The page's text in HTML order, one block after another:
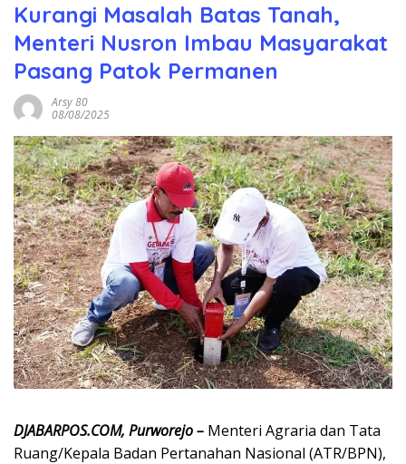
Kurangi Masalah Batas Tanah,
Menteri Nusron Imbau Masyarakat
Pasang Patok Permanen
Arsy 80
08/08/2025
DJABARPOS.COM, Purworejo – Menteri Agraria dan Tata
Ruang/Kepala Badan Pertanahan Nasional (ATR/BPN),